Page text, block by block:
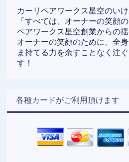
カーリペアワークス星空のいけ
「すべては、オーナーの笑顔
ペアワークス星空創業からの
オーナーの笑顔のために、全
ま持てる力を余すことなく注
す！
各種カードがご利用頂けます